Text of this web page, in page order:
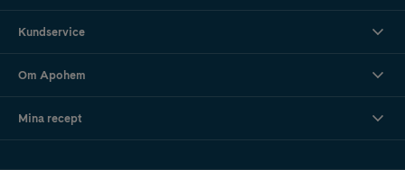
Kundservice
Om Apohem
Mina recept